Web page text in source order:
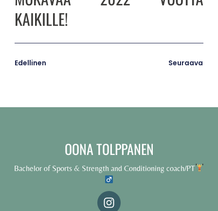
KAIKILLE!
Edellinen Seuraava
OONA TOLPPANEN
Bachelor of Sports & Strength and Conditioning coach/PT